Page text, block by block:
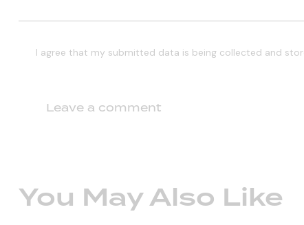
I agree that my submitted data is being collected and
You May Also Like